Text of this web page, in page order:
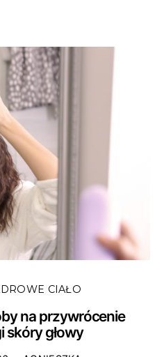
CIAŁO
na przywrócenie
skóry głowy